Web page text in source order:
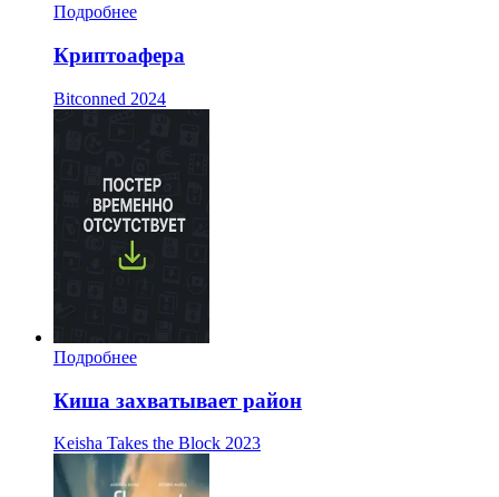
Подробнее
Криптоафера
Bitconned 2024
Подробнее
Киша захватывает район
Keisha Takes the Block 2023